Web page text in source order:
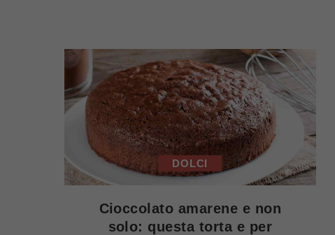
DOLCI
Cioccolato amarene e non
solo: questa torta e per